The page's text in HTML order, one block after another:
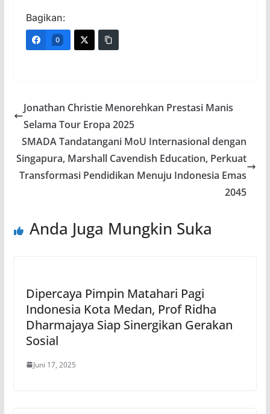
Bagikan:
0
Jonathan Christie Menorehkan Prestasi Manis
Selama Tour Eropa 2025
SMADA Tandatangani MoU Internasional dengan
Singapura, Marshall Cavendish Education, Perkuat
Transformasi Pendidikan Menuju Indonesia Emas
2045
Anda Juga Mungkin Suka
Dipercaya Pimpin Matahari Pagi
Indonesia Kota Medan, Prof Ridha
Dharmajaya Siap Sinergikan Gerakan
Sosial
Juni 17, 2025